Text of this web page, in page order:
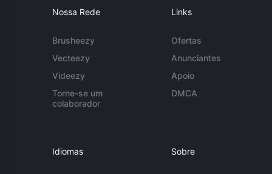
Nossa Rede
Brusheezy
Vecteezy
Videezy
Torne-se um
colaborador
Links
Ofertas
Anunciantes
Apoio
DMCA
Idiomas Sobre